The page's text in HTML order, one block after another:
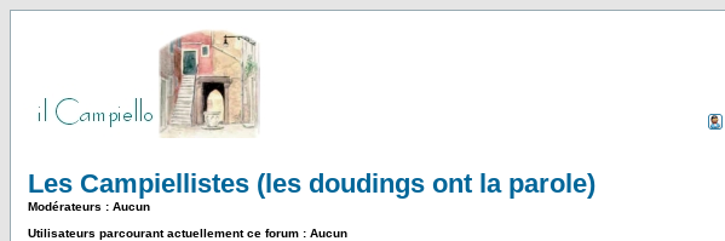
Les Campiellistes (les doudings ont la parole)
Modérateurs : Aucun
Utilisateurs parcourant actuellement ce forum : Aucun